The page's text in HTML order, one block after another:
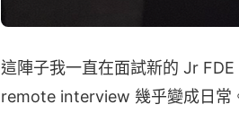
這陣子我一直在面試新的 Jr
remote interview 幾乎變成日常